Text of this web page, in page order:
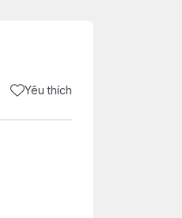
Yêu thích